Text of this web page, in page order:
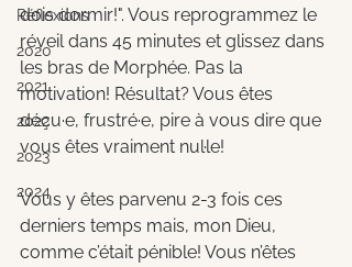
Réflexions
2020
2021
2022
2023
2024
dois dormir!". Vous reprogrammez le
réveil dans 45 minutes et glissez dans
les bras de Morphée. Pas la
motivation! Résultat? Vous êtes
déçu·e, frustré·e, pire à vous dire que
vous êtes vraiment nul·le!
Vous y êtes parvenu 2-3 fois ces
derniers temps mais, mon Dieu,
comme c’était pénible! Vous n’êtes